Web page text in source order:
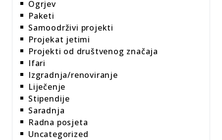
Ogrjev
Paketi
Samoodrživi projekti
Projekat jetimi
Projekti od društvenog značaja
Ifari
Izgradnja/renoviranje
Liječenje
Stipendije
Saradnja
Radna posjeta
Uncategorized